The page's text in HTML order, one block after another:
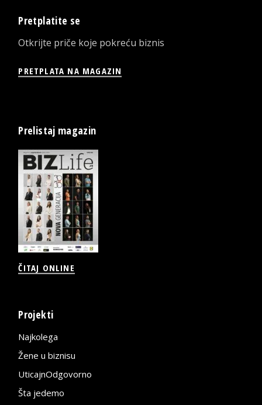
Pretplatite se
Otkrijte priče koje pokreću biznis
PRETPLATA NA MAGAZIN
Prelistaj magazin
ČITAJ ONLINE
Projekti
Najkolega
Žene u biznisu
UticajnOdgovorno
Šta jedemo